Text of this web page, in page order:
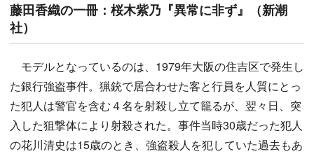
藤田香織の一冊：桜木紫乃『異常に非ず』（新潮
社）
モデルとなっているのは、1979年大阪の住吉区で発生し
た銀行強盗事件。猟銃で居合わせた客と行員を人質にとっ
た犯人は警官を含む４名を射殺し立て籠るが、翌々日、突
入した狙撃体により射殺された。事件当時30歳だった犯人
の花川清史は15歳のとき、強盗殺人を犯していた過去もあ